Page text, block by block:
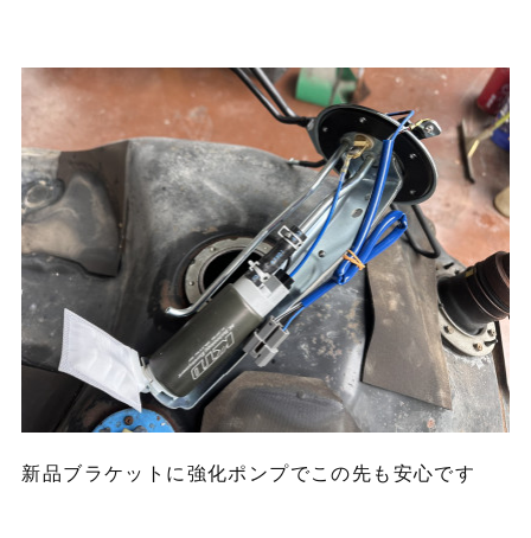
新品ブラケットに強化ポンプでこの先も安心です